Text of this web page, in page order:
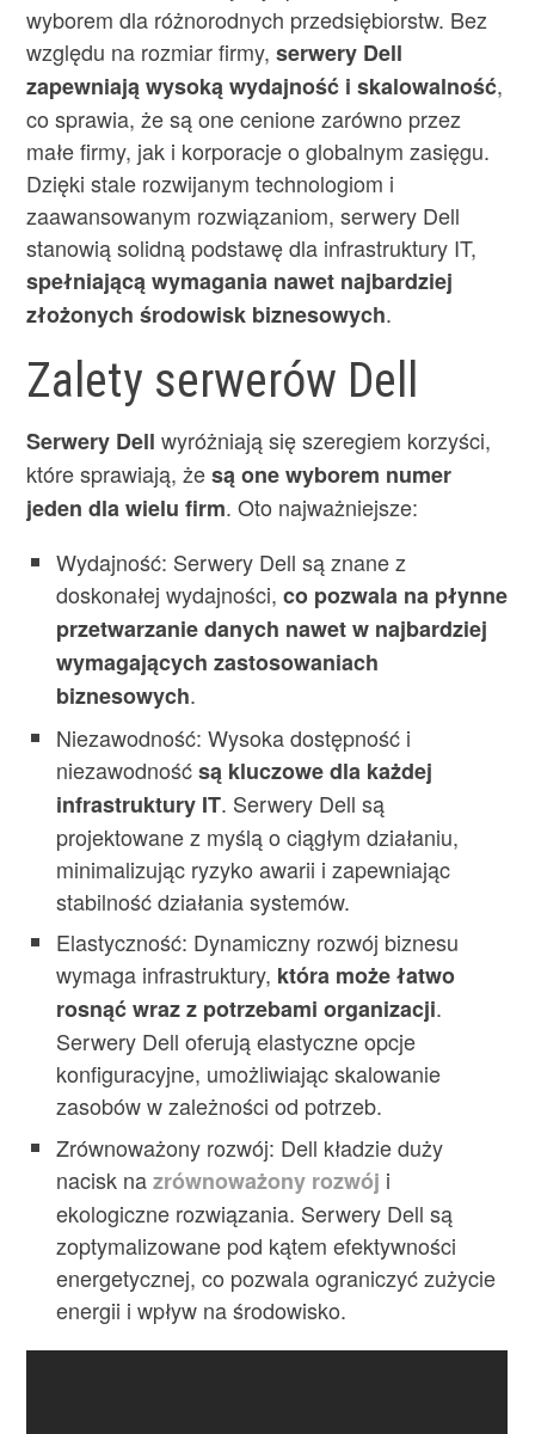
wyborem dla różnorodnych przedsiębiorstw. Bez
względu na rozmiar firmy,serwery Dell
zapewniają wysoką wydajność i skalowalność,
co sprawia, że są one cenione zarówno przez
małe firmy, jak i korporacje o globalnym zasięgu.
Dzięki stale rozwijanym technologiom i
zaawansowanym rozwiązaniom, serwery Dell
stanowią solidną podstawę dla infrastruktury IT,
spełniającą wymagania nawet najbardziej
złożonych środowisk biznesowych.
Zalety serwerów Dell
Serwery Dell wyróżniają się szeregiem korzyści,
które sprawiają, żesą one wyborem numer
jeden dla wielu firm. Oto najważniejsze:
Wydajność: Serwery Dell są znane z
doskonałej wydajności,co pozwala na płynne
przetwarzanie danych nawet w najbardziej
wymagających zastosowaniach
biznesowych.
Niezawodność: Wysoka dostępność i
niezawodnośćsą kluczowe dla każdej
infrastruktury IT. Serwery Dell są
projektowane z myślą o ciągłym działaniu,
minimalizując ryzyko awarii i zapewniając
stabilność działania systemów.
Elastyczność: Dynamiczny rozwój biznesu
wymaga infrastruktury, która może łatwo
rosnąć wraz z potrzebami organizacji.
Serwery Dell oferują elastyczne opcje
konfiguracyjne, umożliwiając skalowanie
zasobów w zależności od potrzeb.
Zrównoważony rozwój: Dell kładzie duży
nacisk nazrównoważony rozwój i
ekologiczne rozwiązania. Serwery Dell są
zoptymalizowane pod kątem efektywności
energetycznej, co pozwala ograniczyć zużycie
energii i wpływ na środowisko.